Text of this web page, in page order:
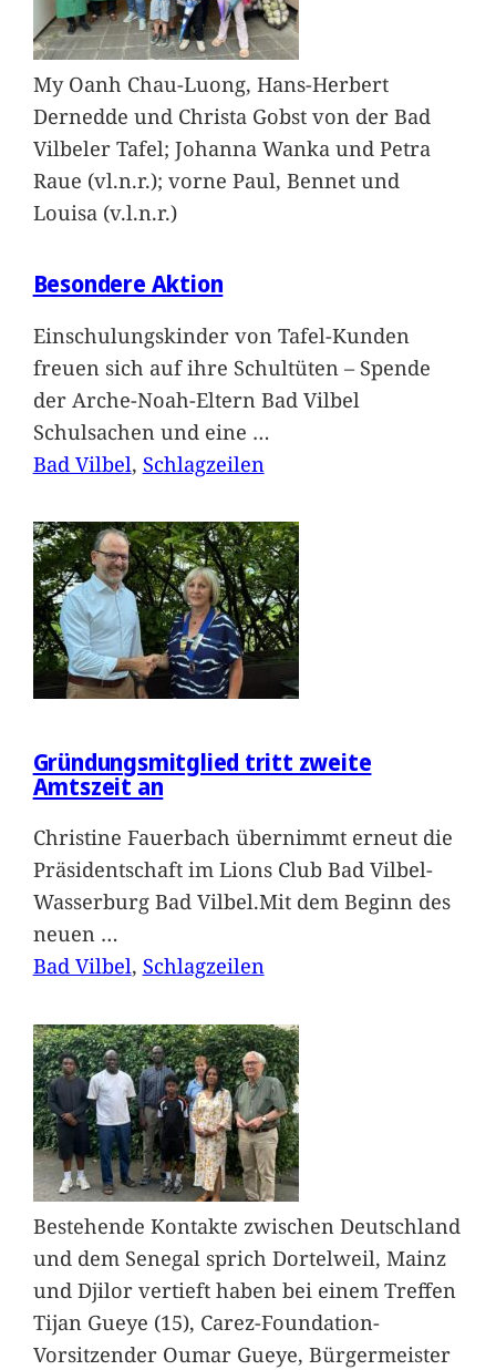
My Oanh Chau-Luong, Hans-Herbert
Dernedde und Christa Gobst von der Bad
Vilbeler Tafel; Johanna Wanka und Petra
Raue (vl.n.r.); vorne Paul, Bennet und
Louisa (v.l.n.r.)
Besondere Aktion
Einschulungskinder von Tafel-Kunden
freuen sich auf ihre Schultüten – Spende
der Arche-Noah-Eltern Bad Vilbel
Schulsachen und eine …
Bad Vilbel, Schlagzeilen
Gründungsmitglied tritt zweite
Amtszeit an
Christine Fauerbach übernimmt erneut die
Präsidentschaft im Lions Club Bad Vilbel-
Wasserburg Bad Vilbel.Mit dem Beginn des
neuen …
Bad Vilbel, Schlagzeilen
Bestehende Kontakte zwischen Deutschland
und dem Senegal sprich Dortelweil, Mainz
und Djilor vertieft haben bei einem Treffen
Tijan Gueye (15), Carez-Foundation-
Vorsitzender Oumar Gueye, Bürgermeister